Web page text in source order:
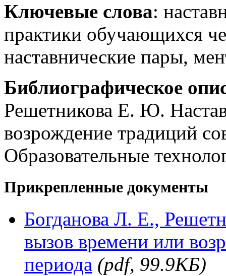
Ключевые слова:
практики обучающихся
наставнические пары,
Библиографическое
Решетникова Е. Ю.
возрождение традиций
Образовательные
Прикрепленные документы
Богданова Л. Е.,
вызов времени или
периода (pdf, 99.9КБ)